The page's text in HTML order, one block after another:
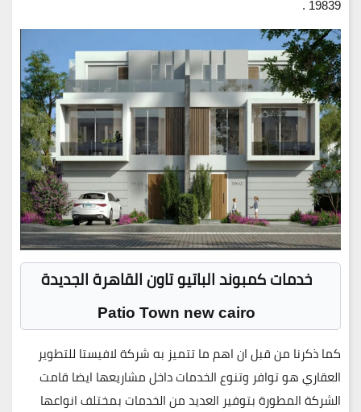
19839 .
خدمات كمبوند الباتيو تاون القاهرة الجديدة
Patio Town new cairo
كما ذكرنا من قبل ان اهم ما تتميز به شركة لافيستا للتطوير
العقاري هو توافر وتنوع الخدمات داخل مشاريعها ايضا قامت
الشركة المطورة بتوفير العديد من الخدمات بمختلف انواعها